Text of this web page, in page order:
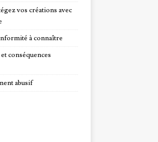
vos créations avec
à connaître
conséquences
abusif